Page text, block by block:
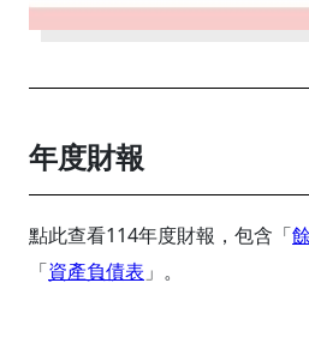
年度財報
點此查看114年度財報，包含「
「資產負債表 」。